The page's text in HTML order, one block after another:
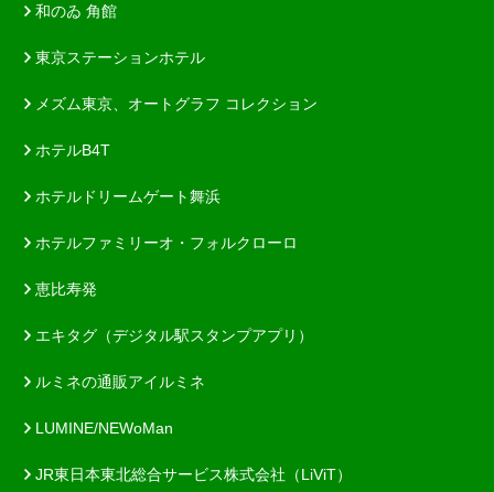
和のゐ 角館
東京ステーションホテル
メズム東京、オートグラフ コレクション
ホテルB4T
ホテルドリームゲート舞浜
ホテルファミリーオ・フォルクローロ
恵比寿発
エキタグ（デジタル駅スタンプアプリ）
ルミネの通販アイルミネ
LUMINE/NEWoMan
JR東日本東北総合サービス株式会社（LiViT）